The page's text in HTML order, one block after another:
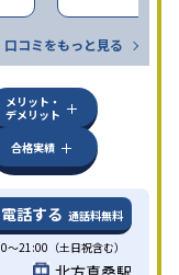
口コミをもっと見る
メリット・
デメリット
合格実績
電話する 通話料無料
〜21:00（土日祝含む）